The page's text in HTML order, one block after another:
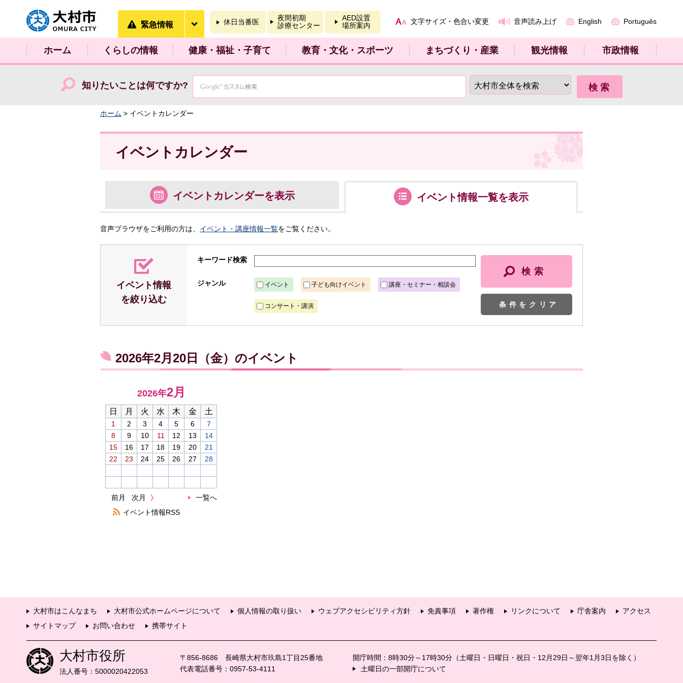
大村市
緊急情報 休日当番医
夜間初期
診療センター
AED設置
場所案内
文字サイズ・色合い変更 音声読み上げ English Português
ホーム くらしの情報 健康・福祉・子育て 教育・文化・スポーツ まちづくり・産業 観光情報 市政情報
知りたいことは何ですか?
ホーム > イベントカレンダー
イベントカレンダー
イベント カレンダーを表示 イベント情報一覧を表示
音声ブラウザをご利用の方は、 イベント・講座情報一覧をご覧ください。
イベント情報
を絞り込む
キーワード検索
ジャンル イベント 子ども向けイベント 講座・セミナー・相談会
コンサート・講演 条件をクリア
2026年2月20日（金）のイベント
2026年2月
日 月 火 水 木 金 土
1 2 3 4 5 6
7
8
9 10 11 12 13
14
15
16 17 18 19 20
21
22
23 24 25 26 27 28
前月 一覧へ
次月
イベント情報RSS
大村市はこんなまち 大村市公式ホームページについて 個人情報の取り扱い ウェブアクセシビリティ方針 免責事項 著作権 リンクについて 庁舎案内
アクセス
サイトマップ
お問い合わせ 携帯サイト
大村市役所
法人番号：5000020422053
〒856-8686 長崎県大村市玖島1丁目25番地
代表電話番号：0957-53-4111
開庁時間：8時30分～17時30分（土曜日・日曜日・祝日・12月29日～翌年1月3日を除く）
土曜日の一部開庁について